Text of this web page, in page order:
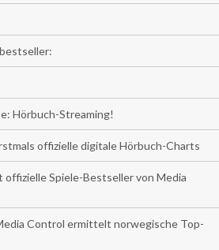
Hörbuch-Streaming!
offizielle digitale Hörbuch-Charts
Spiele-Bestseller von Media
Control ermittelt norwegische Top-